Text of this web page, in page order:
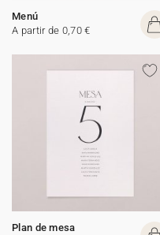
Menú
A partir de 0,70 €
Plan de mesa